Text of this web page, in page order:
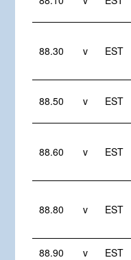
88.30 v EST
88.50 v EST
88.60 v EST
88.80 v EST
88.90 v EST